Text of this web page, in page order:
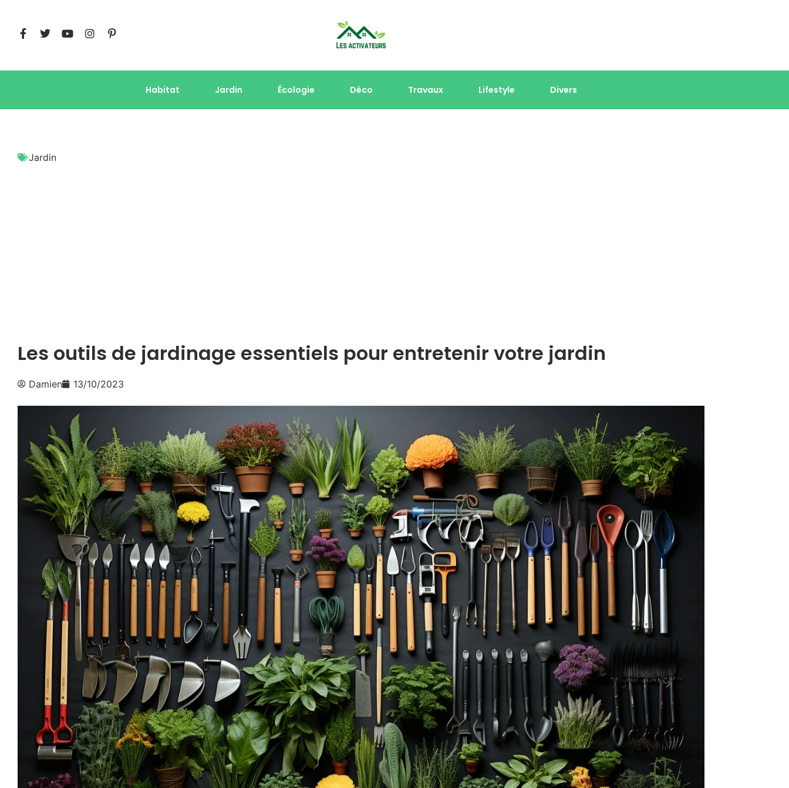
Habitat Jardin Écologie Déco Travaux Lifestyle Divers
Jardin
Les outils de jardinage essentiels pour entretenir votre jardin
Damien 13/10/2023